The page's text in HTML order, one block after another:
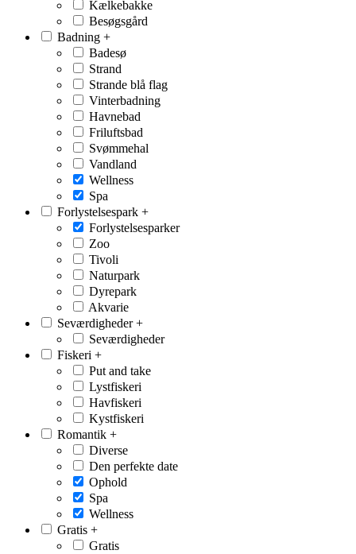
Kælkebakke
Besøgsgård
Badning +
Badesø
Strand
Strande blå flag
Vinterbadning
Havnebad
Friluftsbad
Svømmehal
Vandland
Wellness
Spa
Forlystelsespark +
Forlystelsesparker
Zoo
Tivoli
Naturpark
Dyrepark
Akvarie
Seværdigheder+
Seværdigheder
Fiskeri +
Put and take
Lystfiskeri
Havfiskeri
Kystfiskeri
Romantik +
Diverse
Den perfekte date
Ophold
Spa
Wellness
Gratis +
Gratis